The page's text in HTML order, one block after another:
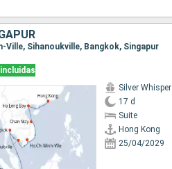
Ville, Sihanoukville, Bangkok, Singapur
Silver Whisper
17 d
Suite
Hong Kong
25/04/2029